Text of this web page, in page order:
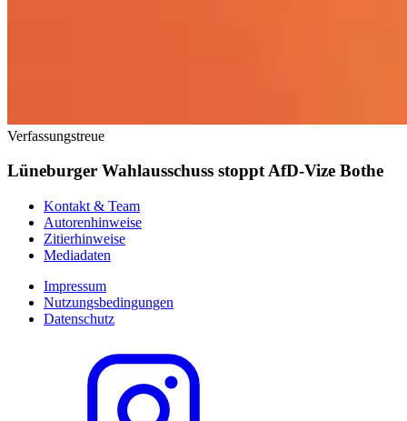
Verfassungstreue
Lüneburger Wahlausschuss stoppt AfD-Vize Bothe
Kontakt & Team
Autorenhinweise
Zitierhinweise
Mediadaten
Impressum
Nutzungsbedingungen
Datenschutz